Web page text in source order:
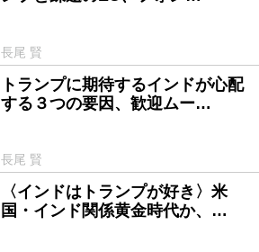
長尾 賢
トランプに期待するインドが心配
する３つの要因、歓迎ムー…
長尾 賢
〈インドはトランプが好き〉米
国・インド関係黄金時代か、…